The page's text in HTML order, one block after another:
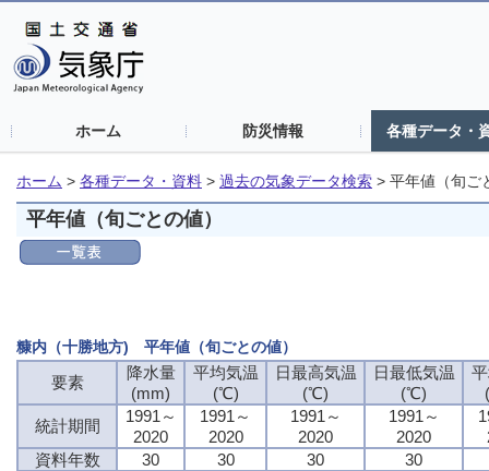
ホーム 防災情報 各種データ・
ホーム > 各種データ・資料 > 過去の気象データ検索 > 平年値（旬ご
平年値（旬ごとの値）
糠内（十勝地方) 平年値（旬ごとの値）
要素
降水量
(mm)
平均気温
(℃)
日最高気温
(℃)
日最低気温
(℃)
統計期間
1991～
2020
1991～
2020
1991～
2020
1991～
2020
資料年数
30 30 30 30